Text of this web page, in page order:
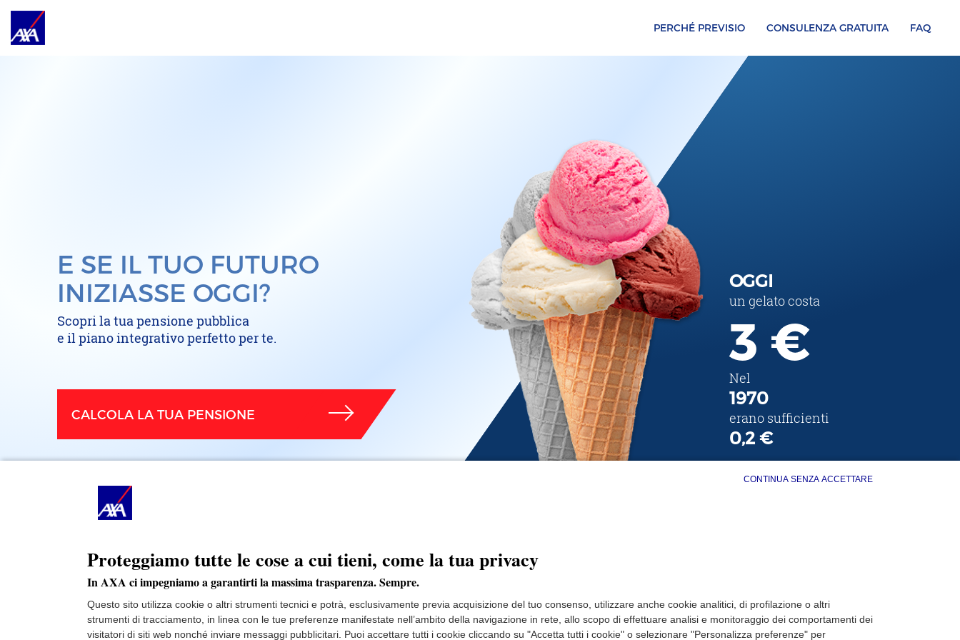
Proteggiamo tutte le cose a cui tieni, come la tua privacy
In AXA ci impegniamo a garantirti la massima trasparenza. Sempre.
Questo sito utilizza cookie o altri strumenti tecnici e potrà, esclusivamente previa acquisizione del tuo consenso, utilizzare anche cookie analitici, di profilazione o altri
strumenti di tracciamento, in linea con le tue preferenze manifestate nell’ambito della navigazione in rete, allo scopo di effettuare analisi e monitoraggio dei comportamenti dei
visitatori di siti web nonché inviare messaggi pubblicitari. Puoi accettare tutti i cookie cliccando su "Accetta tutti i cookie" o selezionare "Personalizza preferenze" per
CONTINUA SENZA ACCETTARE
PERCHÉ PREVISIO CONSULENZA GRATUITA FAQ
E SE IL TUO FUTURO
INIZIASSE OGGI?
Scopri la tua pensione pubblica
e il piano integrativo perfetto per te.
CALCOLA LA TUA PENSIONE
OGGI
un gelato costa
3 €
Nel
1970
erano sufficienti
0,2 €